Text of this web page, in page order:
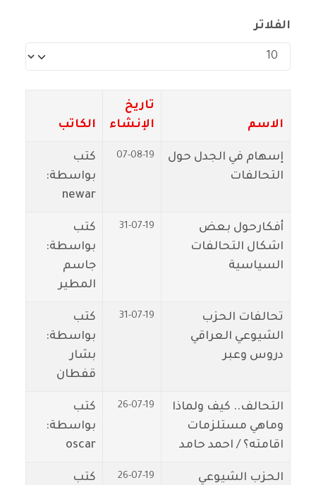
الفلاتر
عدد الإظهارات:
الاسم
تاريخ
الإنشاء
الكاتب
إسهام في الجدل حول
التحالفات
07-08-19
كتب
بواسطة:
newar
أفكارحول بعض
اشكال التحالفات
السياسية
31-07-19
كتب
بواسطة:
جاسم
المطير
تحالفات الحزب
الشيوعي العراقي
دروس وعبر
31-07-19
كتب
بواسطة:
بشار
قفطان
التحالف.. كيف ولماذا
وماهي مستلزمات
اقامته؟ / احمد حامد
26-07-19
كتب
بواسطة:
oscar
الحزب الشيوعي
26-07-19
كتب